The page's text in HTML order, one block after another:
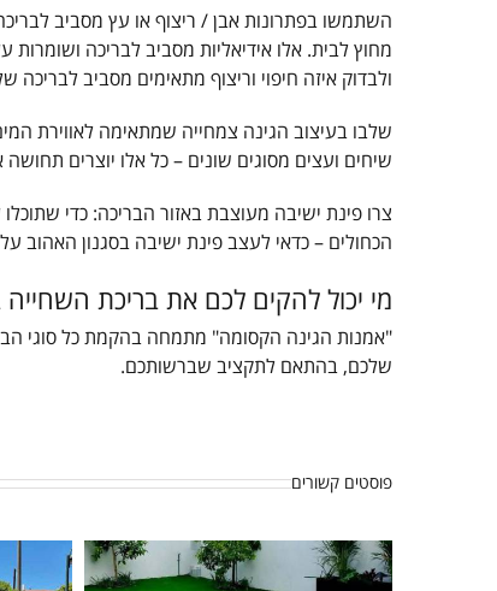
השתמשו בפתרונות אבן / ריצוף או עץ מסביב
מחוץ לבית. אלו אידיאליות מסביב לבריכה
ולבדוק איזה חיפוי וריצוף מתאימים מסביב
שלבו בעיצוב הגינה צמחייה שמתאימה לאווירת
שיחים ועצים מסוגים שונים – כל אלו יוצרים
צרו פינת ישיבה מעוצבת באזור הבריכה: כדי
הכחולים – כדאי לעצב פינת ישיבה בסגנון האהוב
מי יכול להקים לכם את בריכת
"אמנות הגינה הקסומה" מתמחה בהקמת כל סוגי
שלכם, בהתאם לתקציב שברשותכם.
פוסטים קשורים